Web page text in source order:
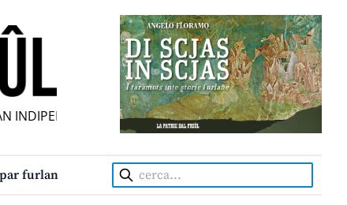
• INDEPENDENT FRIULIAN MONTHLY •
furlan Cerca: